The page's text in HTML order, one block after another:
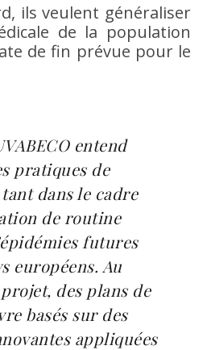
ils veulent généraliser
de la population
de fin prévue pour le
entend
pratiques de
dans le cadre
de routine
futures
européens. Au
des plans de
basés sur des
appliquées